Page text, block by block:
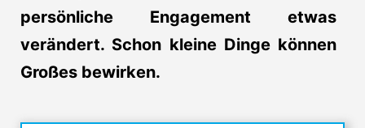
persönliche Engagement etwas
verändert. Schon kleine Dinge können
Großes bewirken.